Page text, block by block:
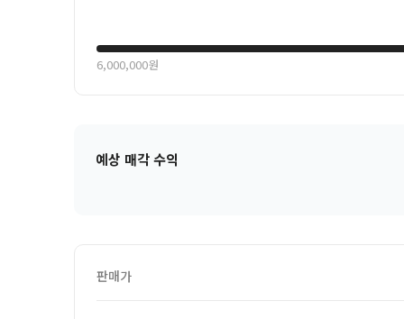
6,000,000원
예상 매각 수익
판매가